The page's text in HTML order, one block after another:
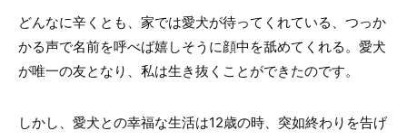
どんなに辛くとも、家では愛犬が待ってくれている、つっか
かる声で名前を呼べば嬉しそうに顔中を舐めてくれる。愛犬
が唯一の友となり、私は生き抜くことができたのです。
しかし、愛犬との幸福な生活は12歳の時、突如終わりを告げ